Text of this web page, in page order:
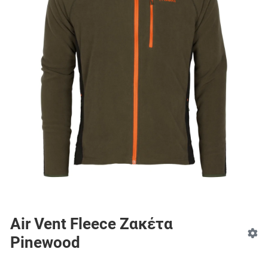
Air Vent Fleece Ζακέτα
Pinewood